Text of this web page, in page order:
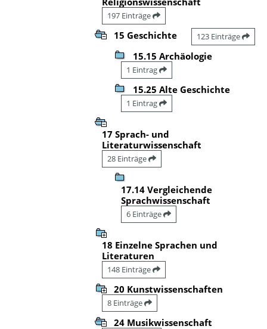
197 Einträge
15 Geschichte 123 Einträge
15.15 Archäologie
1 Eintrag
15.25 Alte Geschichte
1 Eintrag
17 Sprach- und
Literaturwissenschaft
28 Einträge
17.14 Vergleichende
Sprachwissenschaft
6 Einträge
18 Einzelne Sprachen und
Literaturen
148 Einträge
20 Kunstwissenschaften
8 Einträge
24 Musikwissenschaft